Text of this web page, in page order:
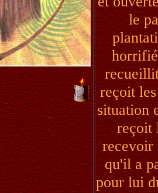
le
reçoit
situation
reçoit
recevoir
qu'il a
pour lui